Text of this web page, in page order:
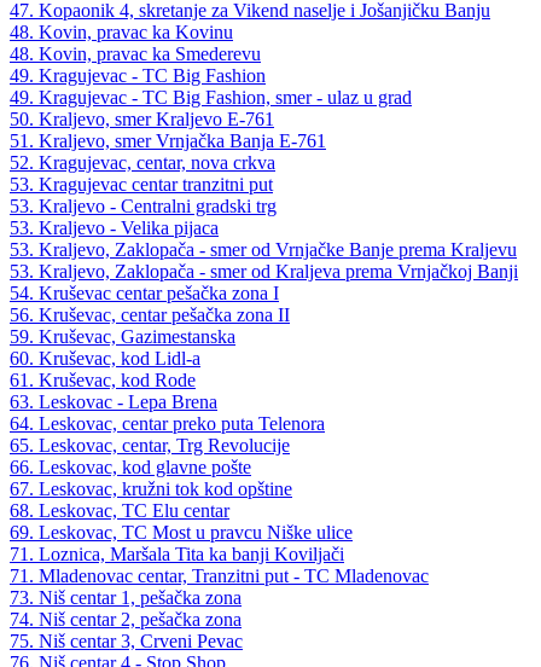
47. Kopaonik 4, skretanje za Vikend naselje i Jošanjičku Banju
48. Kovin, pravac ka Kovinu
48. Kovin, pravac ka Smederevu
49. Kragujevac - TC Big Fashion
49. Kragujevac - TC Big Fashion, smer - ulaz u grad
50. Kraljevo, smer Kraljevo E-761
51. Kraljevo, smer Vrnjačka Banja E-761
52. Kragujevac, centar, nova crkva
53. Kragujevac centar tranzitni put
53. Kraljevo - Centralni gradski trg
53. Kraljevo - Velika pijaca
53. Kraljevo, Zaklopača - smer od Vrnjačke Banje prema Kraljevu
53. Kraljevo, Zaklopača - smer od Kraljeva prema Vrnjačkoj Banji
54. Kruševac centar pešačka zona I
56. Kruševac, centar pešačka zona II
59. Kruševac, Gazimestanska
60. Kruševac, kod Lidl-a
61. Kruševac, kod Rode
63. Leskovac - Lepa Brena
64. Leskovac, centar preko puta Telenora
65. Leskovac, centar, Trg Revolucije
66. Leskovac, kod glavne pošte
67. Leskovac, kružni tok kod opštine
68. Leskovac, TC Elu centar
69. Leskovac, TC Most u pravcu Niške ulice
71. Loznica, Maršala Tita ka banji Koviljači
71. Mladenovac centar, Tranzitni put - TC Mladenovac
73. Niš centar 1, pešačka zona
74. Niš centar 2, pešačka zona
75. Niš centar 3, Crveni Pevac